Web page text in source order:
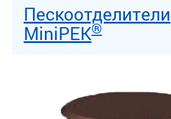
Пескоотделители
MiniPEK®